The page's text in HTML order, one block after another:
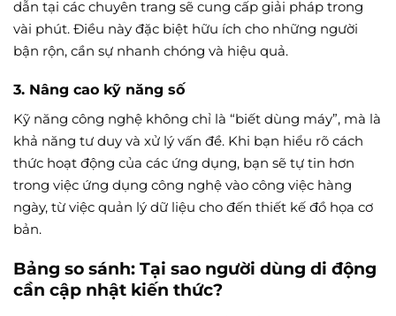
dẫn tại các chuyên trang sẽ cung cấp giải pháp trong
vài phút. Điều này đặc biệt hữu ích cho những người
bận rộn, cần sự nhanh chóng và hiệu quả.
3. Nâng cao kỹ năng số
Kỹ năng công nghệ không chỉ là “biết dùng máy”, mà là
khả năng tư duy và xử lý vấn đề. Khi bạn hiểu rõ cách
thức hoạt động của các ứng dụng, bạn sẽ tự tin hơn
trong việc ứng dụng công nghệ vào công việc hàng
ngày, từ việc quản lý dữ liệu cho đến thiết kế đồ họa cơ
bản.
Bảng so sánh: Tại sao người dùng di động
cần cập nhật kiến thức?